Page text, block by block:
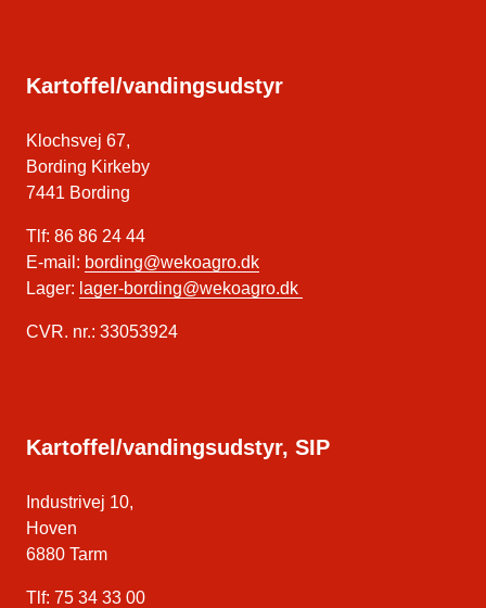
Kartoffel/vandingsudstyr
Klochsvej 67,
Bording Kirkeby
7441 Bording
Tlf: 86 86 24 44
E-mail: bording@wekoagro.dk
Lager: lager-bording@wekoagro.dk
CVR. nr.: 33053924
Kartoffel/vandingsudstyr, SIP
Industrivej 10,
Hoven
6880 Tarm
Tlf: 75 34 33 00